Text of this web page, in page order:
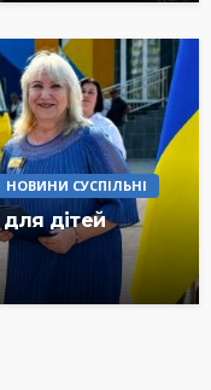
НОВИНИ СУСПІЛЬНІ
дітей